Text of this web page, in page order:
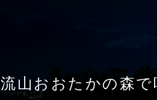
流山おおたかの森で